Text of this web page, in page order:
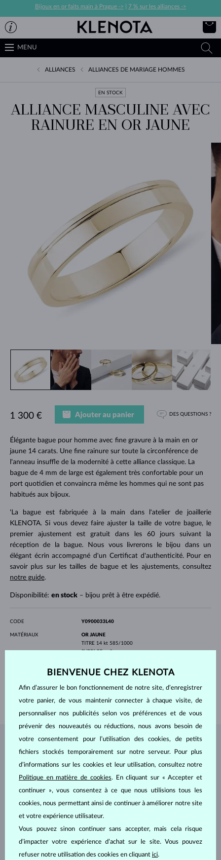
Bijoux en or faits main à Prague -> 7 % sur les alliances ->
MENU
ALLIANCES ALLIANCES DE MARIAGE HOMMES
EN STOCK
ALLIANCE MASCULINE AVEC
RAINURE EN OR JAUNE
Élégante bague pour homme avec fine gravure à la main en or
jaune 14 carats. Une fine rainure sur toute la circonférence de
l'anneau insuffle de la modernité à cette alliance classique. La
bague de 4 mm de large est également très confortable pour un
port quotidien et convaincra même les hommes qui ne sont pas
habitués aux bijoux.
'La bague est fabriquée à la main dans l'atelier de joaillerie
KLENOTA. Si vous devez faire ajuster la taille de votre bague, le
premier ajustement est gratuit dans les 60 jours suivant la
réception de la bague. Nous vous livrerons le bijou dans un
élégant écrin accompagné d'un Certificat d'authenticité. Pour en
savoir plus sur les tailles de bague et les ajustements, consultez
notre guide.
Disponibilité: en stock– bijou prêt à être expédié.
1 300 € Ajouter au panier DES QUESTIONS ?
CODE Y0900033L40
MATÉRIAUX
OR JAUNE
TITRE 14 kt 585/1000
SURFACEpolie
PIERRES PRÉCIEUSES SANS PIERRE
LARGEUR 4.0 mm
POIDS 4.30 g
BIJOUX DE L'ATELIER KLENOTA
BIENVENUE CHEZ KLENOTA
Afin d’assurer le bon fonctionnement de notre site, d’enregistrer
votre panier, de vous maintenir connecter à chaque visite, de
personnaliser nos publicités selon vos préférences et de vous
prévenir des nouveautés ou réductions, nous avons besoin de
votre consentement pour l’utilisation des cookies, de petits
fichiers stockés temporairement sur notre serveur. Pour plus
d’informations sur les cookies et leur utilisation, consultez notre
Politique en matière de cookies. En cliquant sur « Accepter et
continuer », vous consentez à ce que nous utilisions tous les
cookies, nous permettant ainsi de continuer à améliorer notre site
et votre expérience utilisateur.
Vous pouvez sinon continuer sans accepter, mais cela risque
d’impacter votre expérience d’achat sur le site. Vous pouvez
refuser notre utilisation des cookies en cliquant ici.